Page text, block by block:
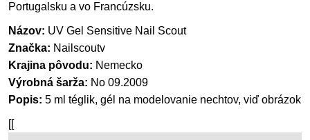
Portugalsku a vo Francúzsku.
Názov: UV Gel Sensitive Nail Scout
Značka: Nailscoutv
Krajina pôvodu: Nemecko
Výrobná šarža: No 09.2009
Popis: 5 ml téglik, gél na modelovanie nechtov, viď obrázok
[[